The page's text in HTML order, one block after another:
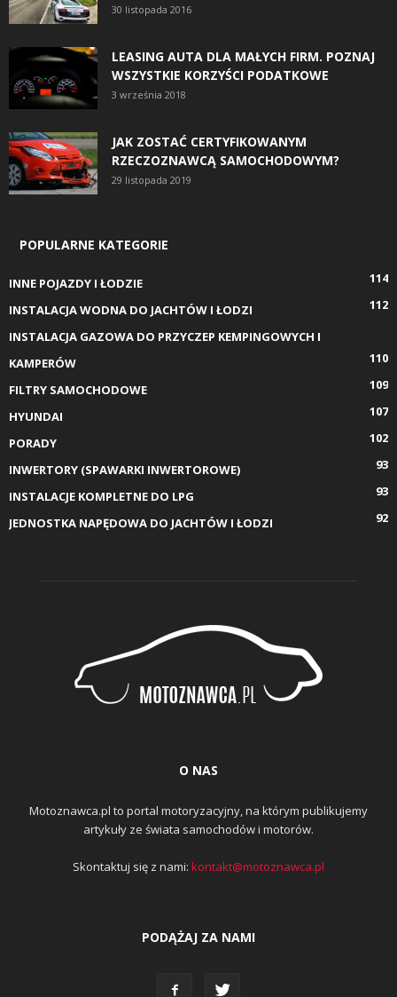
30 listopada 2016
LEASING AUTA DLA MAŁYCH FIRM. POZNAJ
WSZYSTKIE KORZYŚCI PODATKOWE
3 września 2018
JAK ZOSTAĆ CERTYFIKOWANYM
RZECZOZNAWCĄ SAMOCHODOWYM?
29 listopada 2019
POPULARNE KATEGORIE
INNE POJAZDY I ŁODZIE
114
INSTALACJA WODNA DO JACHTÓW I ŁODZI
112
INSTALACJA GAZOWA DO PRZYCZEP KEMPINGOWYCH I
KAMPERÓW
110
FILTRY SAMOCHODOWE
109
HYUNDAI
107
PORADY
102
INWERTORY (SPAWARKI INWERTOROWE)
93
INSTALACJE KOMPLETNE DO LPG
93
JEDNOSTKA NAPĘDOWA DO JACHTÓW I ŁODZI
92
O NAS
Motoznawca.pl to portal motoryzacyjny, na którym publikujemy
artykuły ze świata samochodów i motorów.
Skontaktuj się z nami: kontakt@motoznawca.pl
PODĄŻAJ ZA NAMI